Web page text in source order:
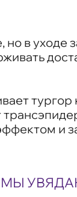
в уходе
и